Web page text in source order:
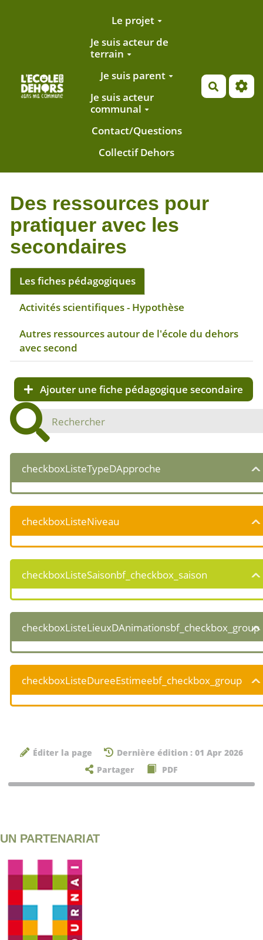
Aller au contenu principalLe projet
Je suis acteur de
terrain
Je suis parent
Je suis acteur
communal
Contact/Questions
Collectif Dehors
Des ressources pour
pratiquer avec les
secondaires
Les fiches pédagogiques
Activités scientifiques - Hypothèse
Autres ressources autour de l'école du dehors
avec second
Ajouter une fiche pédagogique secondaire
checkboxListeTypeDApproche
checkboxListeNiveau
checkboxListeSaisonbf_checkbox_saison
checkboxListeLieuxDAnimationsbf_checkbox_group
checkboxListeDureeEstimeebf_checkbox_group
Éditer la page
Dernière édition : 01 Apr 2026
Partager
PDF
UN PARTENARIAT